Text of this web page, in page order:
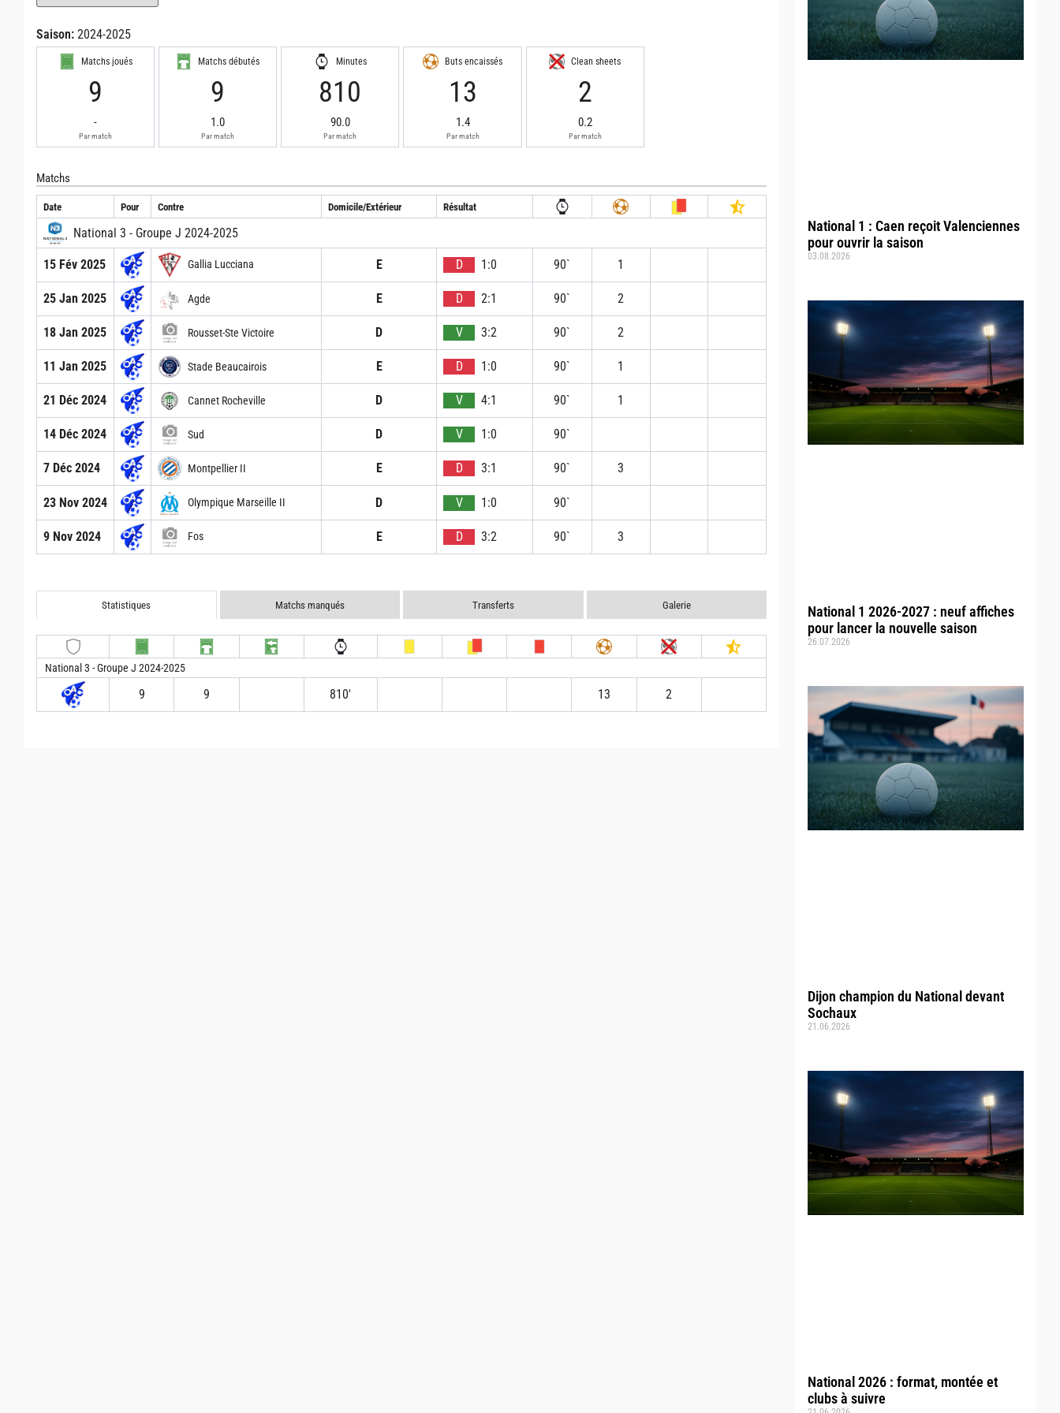
National 1 : Caen reçoit Valenciennes
pour ouvrir la saison
03.08.2026
National 1 2026-2027 : neuf affiches
pour lancer la nouvelle saison
26.07.2026
Dijon champion du National devant
Sochaux
21.06.2026
National 2026 : format, montée et
clubs à suivre
Saison: 2024-2025
Matchs joués
9
-
Par match
Matchs débutés
9
1.0
Par match
Minutes
810
90.0
Par match
Buts encaissés
13
1.4
Par match
Clean sheets
2
0.2
Par match
Matchs
Date Pour Contre Domicile/Extérieur Résultat
National 3 - Groupe J 2024-2025
15 Fév 2025 Gallia Lucciana E D 1:0 90` 1
25 Jan 2025 Agde E D 2:1 90` 2
18 Jan 2025 Rousset-Ste Victoire D V 3:2 90` 2
11 Jan 2025 Stade Beaucairois E D 1:0 90` 1
21 Déc 2024 Cannet Rocheville D V 4:1 90` 1
14 Déc 2024 Sud D V 1:0 90`
7 Déc 2024 Montpellier II E D 3:1 90` 3
23 Nov 2024 Olympique Marseille II D V 1:0 90`
9 Nov 2024 Fos E D 3:2 90` 3
Statistiques Matchs manqués Transferts Galerie
National 3 - Groupe J 2024-2025
9 9 810′ 13 2